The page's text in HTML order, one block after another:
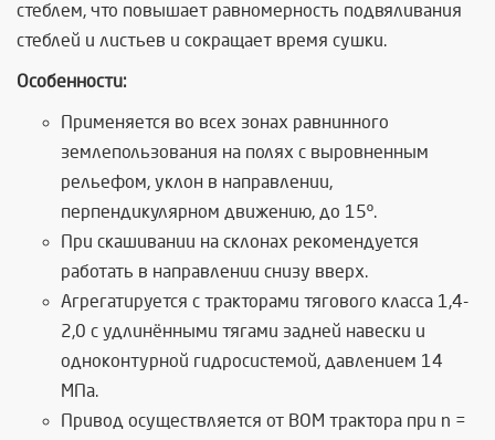
стеблем, что повышает равномерность подвяливания
стеблей и листьев и сокращает время сушки.
Особенности:
Применяется во всех зонах равнинного
землепользования на полях с выровненным
рельефом, уклон в направлении,
перпендикулярном движению, до 15º.
При скашивании на склонах рекомендуется
работать в направлении снизу вверх.
Агрегатируется с тракторами тягового класса 1,4-
2,0 с удлинёнными тягами задней навески и
одноконтурной гидросистемой, давлением 14
МПа.
Привод осуществляется от ВОМ трактора при n =